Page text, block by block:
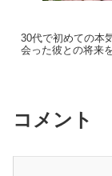
30代で初めての本
会った彼との将来
コメント